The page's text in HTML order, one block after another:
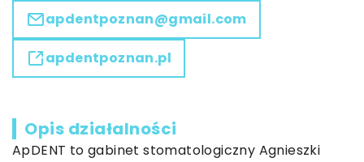
apdentpoznan@gmail.com
apdentpoznan.pl
Opis działalności
ApDENT to gabinet stomatologiczny Agnieszki